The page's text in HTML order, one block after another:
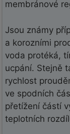
membránové
Jsou známy
a korozními
voda protéká,
ucpání. Stejně
rychlost
ve spodních
přetížení částí
teplotních